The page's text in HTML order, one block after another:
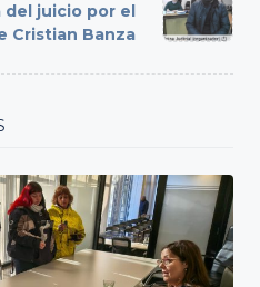
del juicio por el
Cristian Banza